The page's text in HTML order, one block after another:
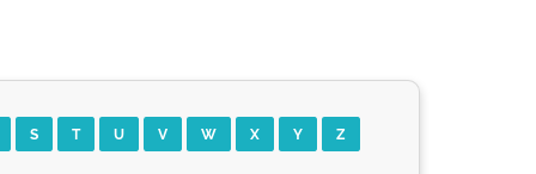
S T U V W X Y Z